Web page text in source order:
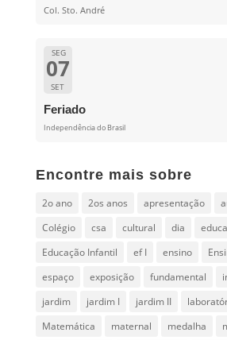
Col. Sto. André
SEG
07
SET
Feriado
Independência do Brasil
Encontre mais sobre
2o ano 2os anos apresentação
Colégio
csa cultural dia
Educação Infantil
ef I ensino
espaço
exposição fundamental
jardim
jardim I jardim II
Matemática
maternal medalha